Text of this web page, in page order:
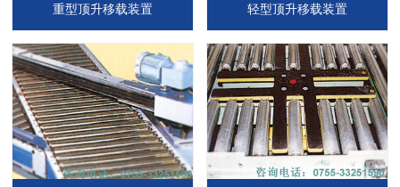
重型顶升移载装置 轻型顶升移载装置